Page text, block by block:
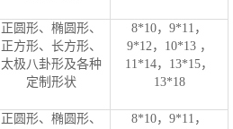
正圆形、椭圆形、
正方形、长方形、
太极八卦形及各种
定制形状
8*10，9*11，
9*12，10*13 ，
11*14，13*15，
13*18
正圆形、椭圆形、
8*10，9*11，